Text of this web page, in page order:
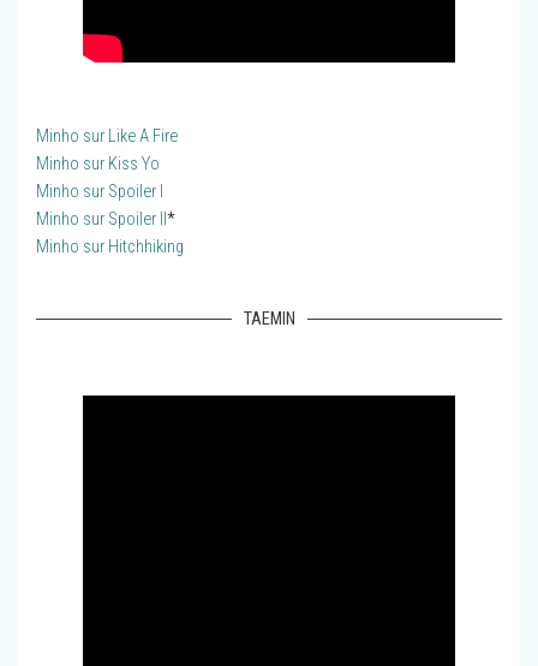
Minho sur Like A Fire
Minho sur Kiss Yo
Minho sur Spoiler I
Minho sur Spoiler II *
Minho sur Hitchhiking
TAEMIN